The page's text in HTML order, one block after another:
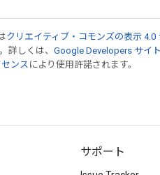
クリエイティブ・コモンズの表示 4.0
詳しくは、 Google Developers サイ
ンス により使用許諾されます。
サポート